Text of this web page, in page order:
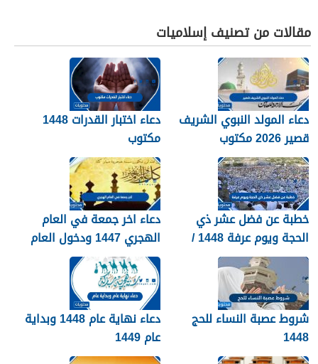
مقالات من تصنيف إسلاميات
دعاء المولد النبوي الشريف
قصير 2026 مكتوب
دعاء اختبار القدرات 1448
مكتوب
خطبة عن فضل عشر ذي
الحجة ويوم عرفة 1448 /
2026
دعاء اخر جمعة في العام
الهجري 1447 ودخول العام
الجديد 1448
شروط عصبة النساء للحج
1448
دعاء نهاية عام 1448 وبداية
عام 1449